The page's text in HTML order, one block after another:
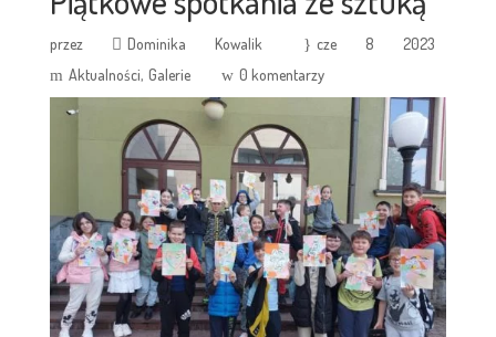
przez Dominika Kowalik
cze 8 2023
Aktualności Galerie 0 komentarzy